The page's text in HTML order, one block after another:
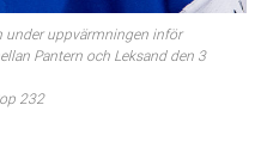
under uppvärmningen inför
Pantern och Leksand den 3
232